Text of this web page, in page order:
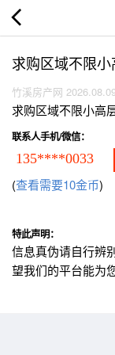
求购区域不限
竹溪房产网
求购区域不限小高
联系人手机/微信：
135****0033
(查看需要10金币)
特此声明：
信息真伪请自行辨
望我们的平台能为